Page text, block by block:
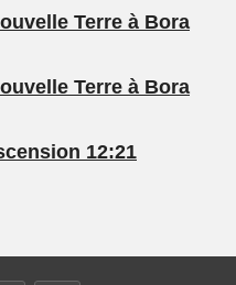
Terre à Bora
Terre à Bora
12:21